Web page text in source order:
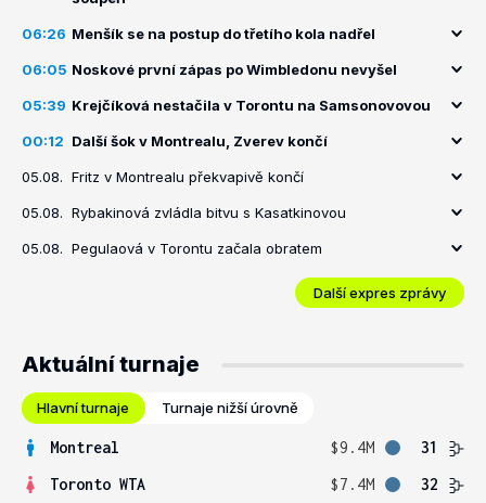
06:26 Menšík se na postup do třetího kola nadřel
06:05 Noskové první zápas po Wimbledonu nevyšel
05:39 Krejčíková nestačila v Torontu na Samsonovovou
00:12 Další šok v Montrealu, Zverev končí
05.08. Fritz v Montrealu překvapivě končí
05.08. Rybakinová zvládla bitvu s Kasatkinovou
05.08. Pegulaová v Torontu začala obratem
Další expres zprávy
Aktuální turnaje
Hlavní turnaje Turnaje nižší úrovně
Montreal $9.4M
31
Toronto WTA
$7.4M 32